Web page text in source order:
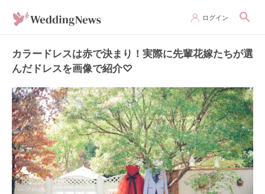
ログイン
カラードレスは赤で決まり！実際に先輩花嫁たちが選
んだドレスを画像で紹介♡